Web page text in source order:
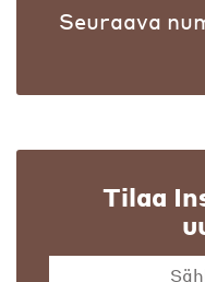
Seuraava
Tilaa